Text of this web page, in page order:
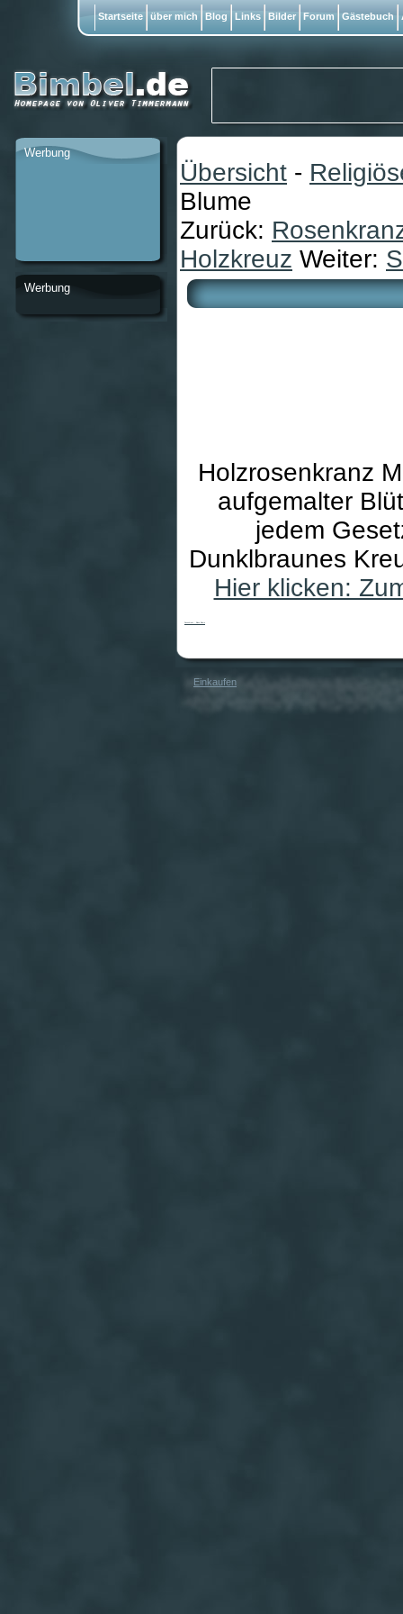
Übersicht -
Blume
Zurück:
Holzkreuz Weiter:
Holzrosenkranz
aufgemalter
jedem
Dunklbraunes
Hier klicken:
Einkaufen
Werbung
Werbung
Startseite über mich Blog Links Bilder Forum Gästebuch